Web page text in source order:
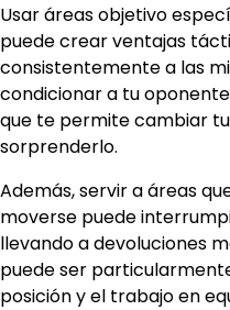
Usar áreas objetivo
puede crear ventajas
consistentemente a las
condicionar a tu
que te permite cambiar
sorprenderlo.
Además, servir a áreas
moverse puede
llevando a devoluciones
puede ser
posición y el trabajo en